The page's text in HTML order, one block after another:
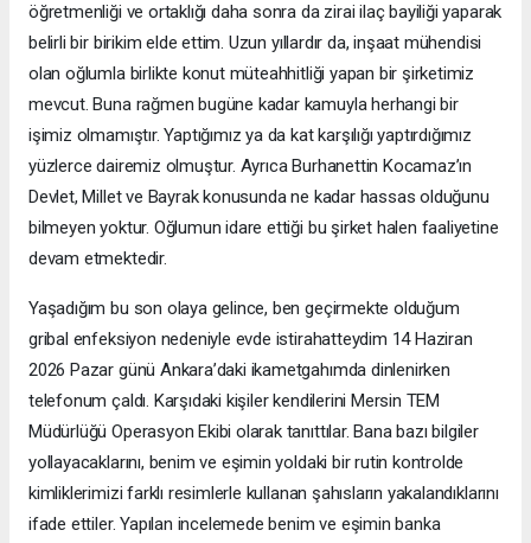
öğretmenliği ve ortaklığı daha sonra da zirai ilaç bayiliği yaparak
belirli bir birikim elde ettim. Uzun yıllardır da, inşaat mühendisi
olan oğlumla birlikte konut müteahhitliği yapan bir şirketimiz
mevcut. Buna rağmen bugüne kadar kamuyla herhangi bir
işimiz olmamıştır. Yaptığımız ya da kat karşılığı yaptırdığımız
yüzlerce dairemiz olmuştur. Ayrıca Burhanettin Kocamaz’ın
Devlet, Millet ve Bayrak konusunda ne kadar hassas olduğunu
bilmeyen yoktur. Oğlumun idare ettiği bu şirket halen faaliyetine
devam etmektedir.
Yaşadığım bu son olaya gelince, ben geçirmekte olduğum
gribal enfeksiyon nedeniyle evde istirahatteydim 14 Haziran
2026 Pazar günü Ankara’daki ikametgahımda dinlenirken
telefonum çaldı. Karşıdaki kişiler kendilerini Mersin TEM
Müdürlüğü Operasyon Ekibi olarak tanıttılar. Bana bazı bilgiler
yollayacaklarını, benim ve eşimin yoldaki bir rutin kontrolde
kimliklerimizi farklı resimlerle kullanan şahısların yakalandıklarını
ifade ettiler. Yapılan incelemede benim ve eşimin banka